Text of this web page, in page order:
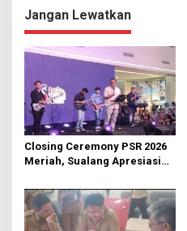
g
a
s
p
o
s
Jangan Lewatkan
Closing Ceremony PSR 2026
Meriah, Sualang Apresiasi
GMIM